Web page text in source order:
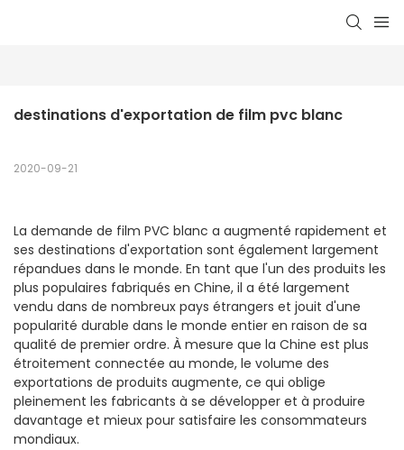
destinations d'exportation de film pvc blanc
2020-09-21
La demande de film PVC blanc a augmenté rapidement et
ses destinations d'exportation sont également largement
répandues dans le monde. En tant que l'un des produits les
plus populaires fabriqués en Chine, il a été largement
vendu dans de nombreux pays étrangers et jouit d'une
popularité durable dans le monde entier en raison de sa
qualité de premier ordre. À mesure que la Chine est plus
étroitement connectée au monde, le volume des
exportations de produits augmente, ce qui oblige
pleinement les fabricants à se développer et à produire
davantage et mieux pour satisfaire les consommateurs
mondiaux.